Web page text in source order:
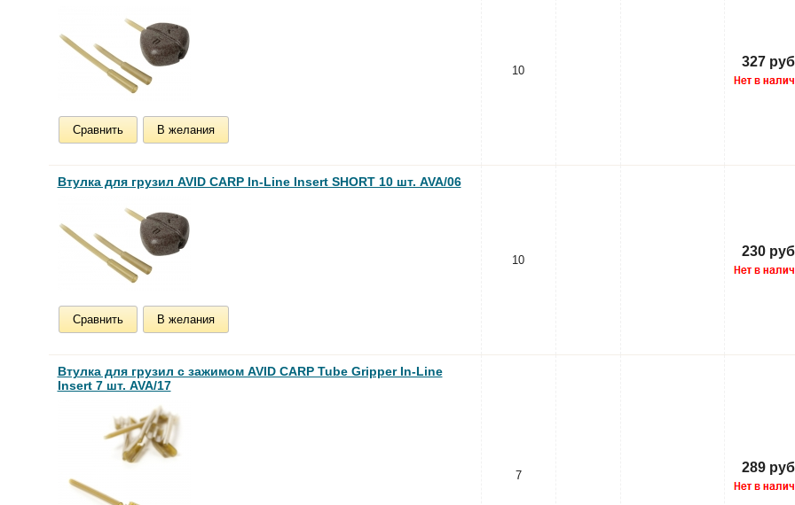
Сравнить В желания
10
327
Втулка для грузил AVID CARP In-Line Insert SHORT 10 шт. AVA/06
Сравнить В желания
10
230
Втулка для грузил с зажимом AVID CARP Tube Gripper In-Line
Insert 7 шт. AVA/17
7
289